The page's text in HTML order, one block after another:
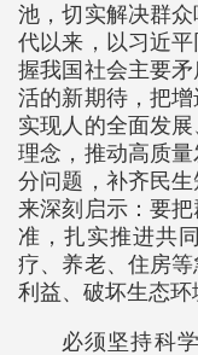
池，切实解决群
代以来，以习近
握我国社会主要
活的新期待，把
实现人的全面发
理念，推动高质
分问题，补齐民
来深刻启示：要
准，扎实推进共
疗、养老、住房
利益、破坏生态环
必须坚持科